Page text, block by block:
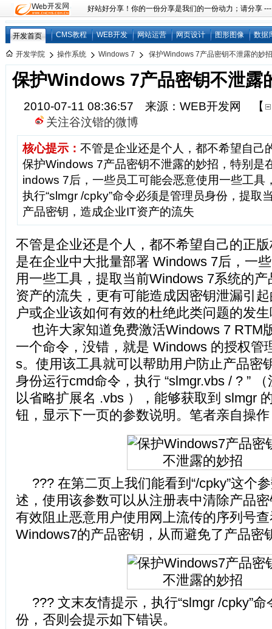
好站好分享！你的一份分享是我们的一份动力；请分享
开发首页 CMS教程 WEB开发 网站运营 网页设计 图形图像 数据
开发学院 操作系统 Windows 7 保护Windows 7产品密钥不泄露的妙招
保护Windows 7产品密钥不泄露
2010-07-11 08:36:57 来源：WEB开发网
【
关注谷汶锴的微博
核心提示： 不管是企业还是个人，都不希望自己
保护Windows 7产品密钥不泄露的妙招，特别是
indows 7后，一些员工可能会恶意使用一些工具
执行“slmgr /cpky”命令必须是管理员身份，提取
产品密钥，造成企业IT资产的流失
不管是企业还是个人，都不希望自己的正
是在企业中大批量部署 Windows 7后，一
用一些工具，提取当前Windows 7系统的
资产的流失，更有可能造成因密钥泄漏引
户或企业该如何有效的杜绝此类问题的发
也许大家知道免费激活Windows 7 RTM
一个命令，没错，就是 Windows 的授权
s。使用该工具就可以帮助用户防止产品密
身份运行cmd命令，执行 “slmgr.vbs / ? ”
以省略扩展名 .vbs ），能够获取到 slmgr
钮，显示下一页的参数说明。笔者亲自操
??? 在第二页上我们能看到“/cpky”这个
述，使用该参数可以从注册表中清除产品
有效阻止恶意用户使用网上流传的序列号
Windows7的产品密钥，从而避免了产品密
??? 文末友情提示，执行“slmgr /cpky”
份，否则会提示如下错误。